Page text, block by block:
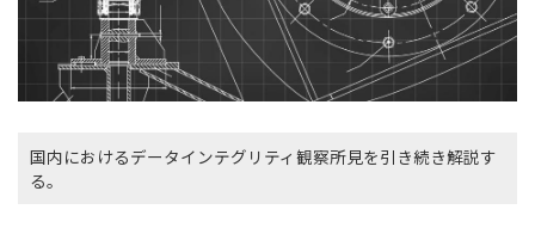
国内におけるデータインテグリティ観察所見を引き続き解説す
る。